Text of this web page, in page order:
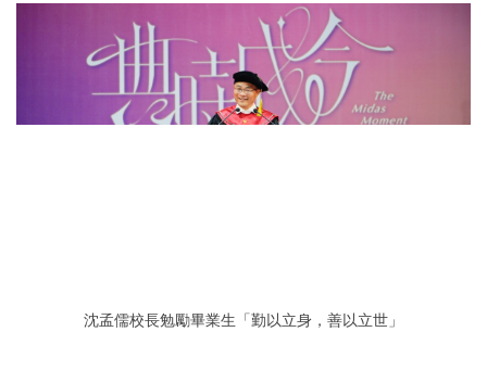
沈孟儒校長勉勵畢業生「勤以立身，善以立世」